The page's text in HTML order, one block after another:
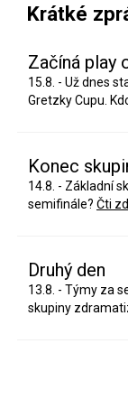
Krátké
Začíná play
15.8. - Už dnes
Gretzky Cupu.
Konec
14.8. - Základní
semifinále? Čti
Druhý den
13.8. - Týmy za
skupiny